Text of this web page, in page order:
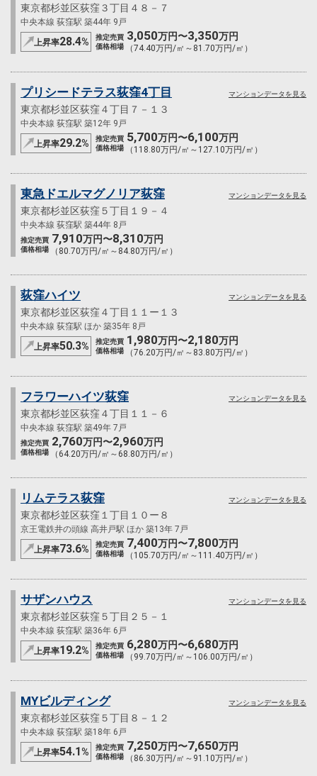
東京都杉並区荻窪３丁目４８－７
中央本線 荻窪駅 築44年 9戸
上昇率28.4%
推定売買
価格相場
3,050万円〜3,350万円
（74.40万円/㎡～81.70万円/㎡）
プリシードテラス荻窪4丁目
東京都杉並区荻窪４丁目７－１３
中央本線 荻窪駅 築12年 9戸
上昇率29.2%
推定売買
価格相場
5,700万円〜6,100万円
（118.80万円/㎡～127.10万円/㎡）
マンションデータを見る
東急ドエルマグノリア荻窪
東京都杉並区荻窪５丁目１９－４
中央本線 荻窪駅 築44年 8戸
推定売買
価格相場
7,910万円〜8,310万円
（80.70万円/㎡～84.80万円/㎡）
マンションデータを見る
荻窪ハイツ
東京都杉並区荻窪４丁目１１ー１３
中央本線 荻窪駅 ほか 築35年 8戸
上昇率50.3%
推定売買
価格相場
1,980万円〜2,180万円
（76.20万円/㎡～83.80万円/㎡）
マンションデータを見る
フラワーハイツ荻窪
東京都杉並区荻窪４丁目１１－６
中央本線 荻窪駅 築49年 7戸
推定売買
価格相場
2,760万円〜2,960万円
（64.20万円/㎡～68.80万円/㎡）
マンションデータを見る
リムテラス荻窪
東京都杉並区荻窪１丁目１０ー８
京王電鉄井の頭線 高井戸駅 ほか 築13年 7戸
上昇率73.6%
推定売買
価格相場
7,400万円〜7,800万円
（105.70万円/㎡～111.40万円/㎡）
マンションデータを見る
サザンハウス
東京都杉並区荻窪５丁目２５－１
中央本線 荻窪駅 築36年 6戸
上昇率19.2%
推定売買
価格相場
6,280万円〜6,680万円
（99.70万円/㎡～106.00万円/㎡）
マンションデータを見る
MYビルディング
東京都杉並区荻窪５丁目８－１２
中央本線 荻窪駅 築18年 6戸
上昇率54.1%
推定売買
価格相場
7,250万円〜7,650万円
（86.30万円/㎡～91.10万円/㎡）
マンションデータを見る